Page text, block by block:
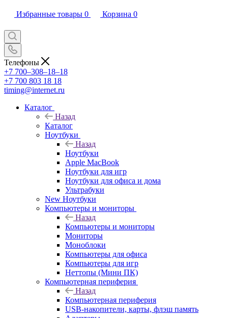
Избранные товары 0 Корзина 0
Телефоны
+7 700‒308‒18‒18
+7 700 803 18 18
timing@internet.ru
Каталог
Назад
Каталог
Ноутбуки
Назад
Ноутбуки
Apple MacBook
Ноутбуки для игр
Ноутбуки для офиса и дома
Ультрабуки
New Ноутбуки
Компьютеры и мониторы
Назад
Компьютеры и мониторы
Мониторы
Моноблоки
Компьютеры для офиса
Компьютеры для игр
Неттопы (Мини ПК)
Компьютерная периферия
Назад
Компьютерная периферия
USB-накопители, карты, флэш память